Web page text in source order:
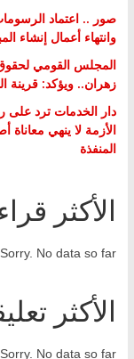
صور .. اعتماد
وانتهاء أعمال إنشاء
المجلس القومي لحقوق
زهران.. ويؤكد: قرينة
دار الخدمات ترد على
الأزمة لا ينهي
المنفذة
الأكثر
Sorry. No data so far.
الأكثر
Sorry. No data so far.